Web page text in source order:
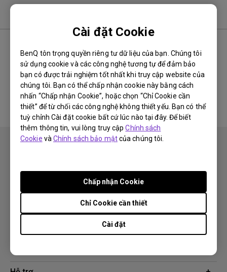
Cài đặt Cookie
BenQ tôn trọng quyền riêng tư dữ liệu của bạn. Chúng tôi
sử dụng cookie và các công nghệ tương tự để đảm bảo
bạn có được trải nghiệm tốt nhất khi truy cập website của
chúng tôi. Bạn có thể chấp nhận cookie này bằng cách
nhấn “Chấp nhận Cookie”, hoặc chọn “Chỉ Cookie cần
thiết” để từ chối các công nghệ không thiết yếu. Bạn có thể
tuỳ chỉnh Cài đặt cookie bất cứ lúc nào tại đây. Để biết
thêm thông tin, vui lòng truy cậpChính sách
Cookie vàChính sách bảo mậtcủa chúng tôi.
Cài đặt
Chỉ Cookie cần thiết
Chấp nhận Cookie
Không có phần mềm &amp; phần
mềm điều khiển liên quan
Giải pháp công nghệ
Chuyên gia BenQ AQCOLOR